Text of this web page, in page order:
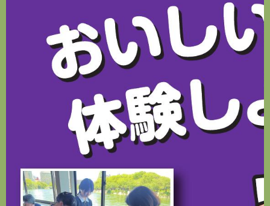
ACCESS
アクセス
PATISSERIE
パティスリー
CAFE
お休みのご案内
RECRUIT